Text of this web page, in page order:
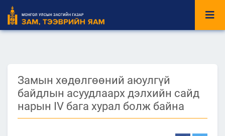
Замын хөдөлгөөний аюулгүй
байдлын асуудлаарх дэлхийн сайд
нарын IV бага хурал болж байна